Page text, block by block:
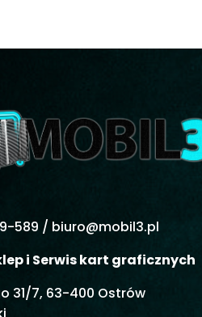
589 / biuro@mobil3.pl
i Serwis kart graficznych
31/7, 63-400 Ostrów